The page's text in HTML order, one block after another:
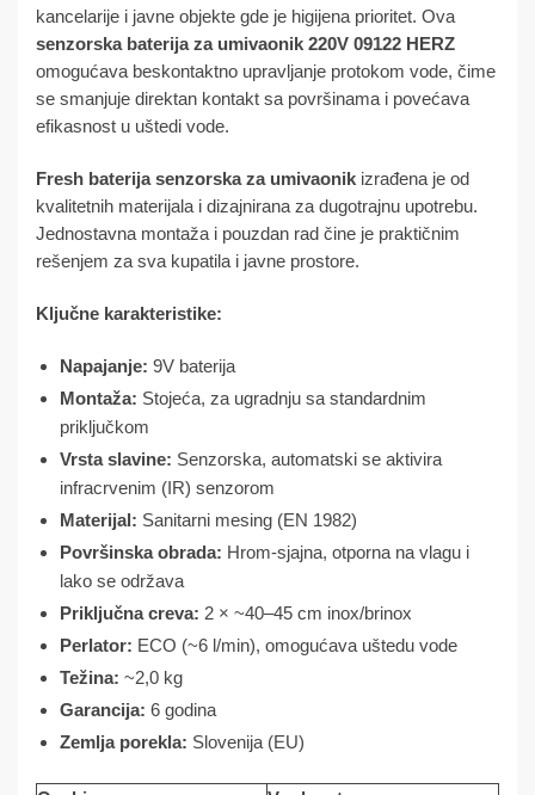
kancelarije i javne objekte gde je higijena prioritet. Ova
senzorska baterija za umivaonik 220V 09122 HERZ
omogućava beskontaktno upravljanje protokom vode, čime
se smanjuje direktan kontakt sa površinama i povećava
efikasnost u uštedi vode.
Fresh baterija senzorska za umivaonik izrađena je od
kvalitetnih materijala i dizajnirana za dugotrajnu upotrebu.
Jednostavna montaža i pouzdan rad čine je praktičnim
rešenjem za sva kupatila i javne prostore.
Ključne karakteristike:
Napajanje: 9V baterija
Montaža: Stojeća, za ugradnju sa standardnim
priključkom
Vrsta slavine: Senzorska, automatski se aktivira
infracrvenim (IR) senzorom
Materijal: Sanitarni mesing (EN 1982)
Površinska obrada: Hrom-sjajna, otporna na vlagu i
lako se održava
Priključna creva: 2 × ~40–45 cm inox/brinox
Perlator: ECO (~6 l/min), omogućava uštedu vode
Težina: ~2,0 kg
Garancija: 6 godina
Zemlja porekla: Slovenija (EU)